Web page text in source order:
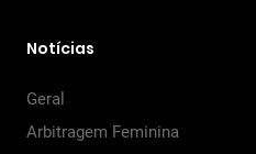
Notícias
Geral
Arbitragem Feminina